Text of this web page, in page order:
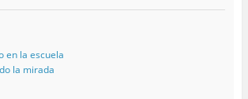
en la escuela
la mirada